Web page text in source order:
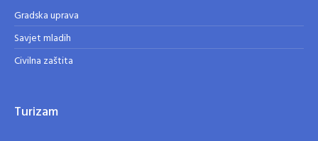
Gradska uprava
Savjet mladih
Civilna zaštita
Turizam